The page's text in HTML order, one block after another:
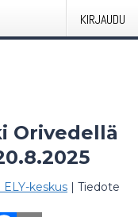
KIRJAUDU
Orivedellä
keskus | Tiedote